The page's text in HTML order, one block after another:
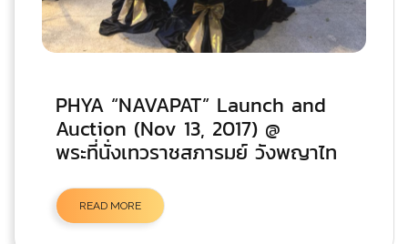
PHYA “NAVAPAT” Launch and
Auction (Nov 13, 2017) @
พระที่นั่งเทวราชสภารมย์ วังพญาไท
READ MORE